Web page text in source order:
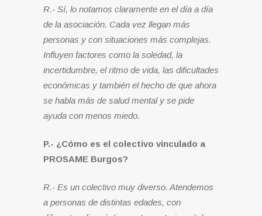
R.- Sí, lo notamos claramente en el día a día
de la asociación. Cada vez llegan más
personas y con situaciones más complejas.
Influyen factores como la soledad, la
incertidumbre, el ritmo de vida, las dificultades
económicas y también el hecho de que ahora
se habla más de salud mental y se pide
ayuda con menos miedo.
P.- ¿Cómo es el colectivo vinculado a
PROSAME Burgos?
R.- Es un colectivo muy diverso. Atendemos
a personas de distintas edades, con